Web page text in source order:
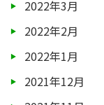
2022年3月
2022年2月
2022年1月
2021年12月